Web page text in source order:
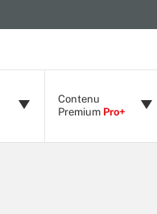
Contenu
Premium Pro+